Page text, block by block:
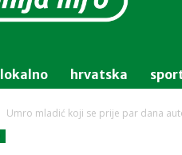
lokalno hrvatska
Umro mladić koji se prije par dana